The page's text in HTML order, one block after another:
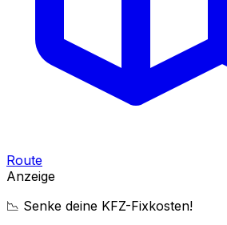
Route
Anzeige
📉 Senke deine KFZ-Fixkosten!